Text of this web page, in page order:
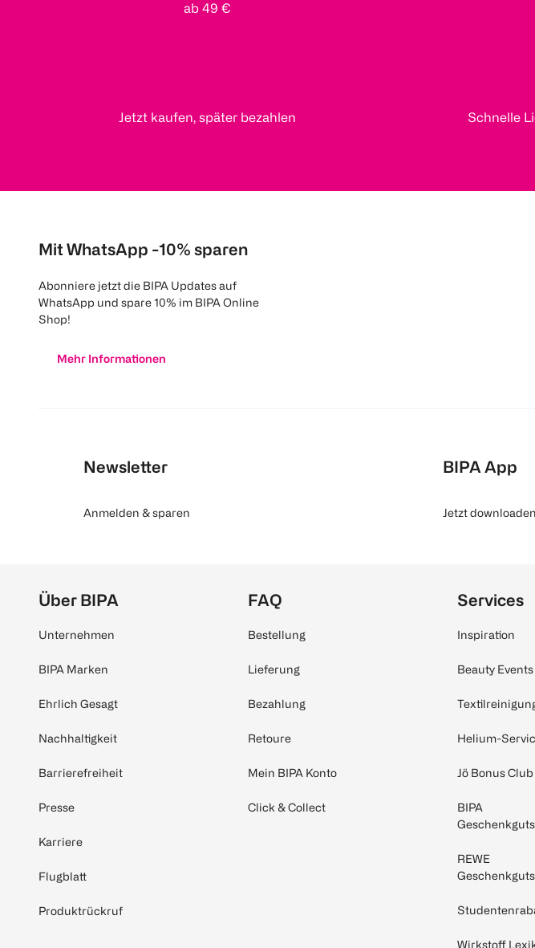
ab 49 €
Jetzt kaufen, später bezahlen Schnelle
Mit WhatsApp -10% sparen
Abonniere jetzt die BIPA Updates auf
WhatsApp und spare 10% im BIPA Online
Shop!
Mehr Informationen
Newsletter
Anmelden & sparen
BIPA App
Jetzt downloaden
Über BIPA
Unternehmen
BIPA Marken
Ehrlich Gesagt
Nachhaltigkeit
Barrierefreiheit
Presse
Karriere
Flugblatt
Produktrückruf
FAQ
Bestellung
Lieferung
Bezahlung
Retoure
Mein BIPA Konto
Click & Collect
Services
Inspiration
Beauty Events
Helium-
Jö Bonus Club
BIPA
REWE
Wirkstoff